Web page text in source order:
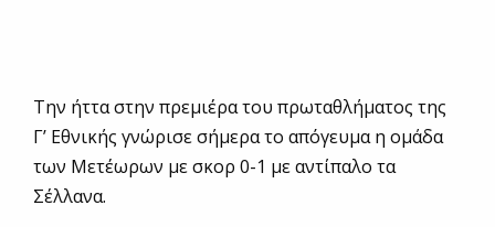
Την ήττα στην πρεμιέρα του πρωταθλήματος της
Γ’ Εθνικής γνώρισε σήμερα το απόγευμα η ομάδα
των Μετέωρων με σκορ 0-1 με αντίπαλο τα
Σέλλανα.